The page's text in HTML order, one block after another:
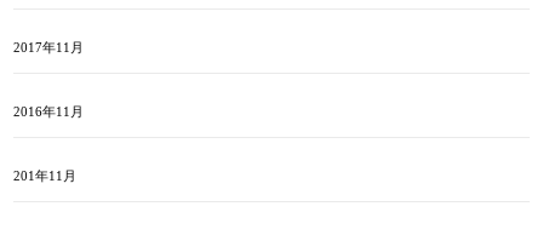
2017年11月
2016年11月
201年11月